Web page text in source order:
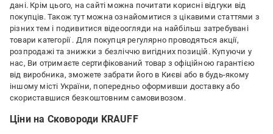
дані. Крім цього, на сайті можна почитати корисні відгуки від
покупців. Також тут можна ознайомитися з цікавими статтями з
різних тем і подивитися відеоогляди на найбільш затребувані
товари категорії . Для покупця регулярно проводяться акції,
розпродажі та знижки з безліччю вигідних позицій. Купуючи у
нас, Ви отримаєте сертифікований товар з офіційною гарантією
від виробника, зможете забрати його в Києві або в будь-якому
іншому місті України, попередньо оформивши доставку або
скориставшися безкоштовним самовивозом.
Ціни на Сковороди KRAUFF